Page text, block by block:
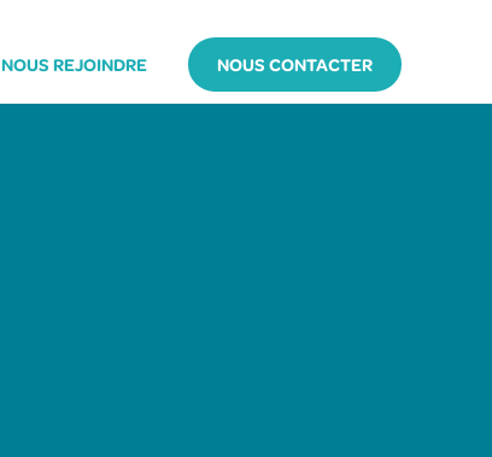
NOUS REJOINDRE NOUS CONTACTER